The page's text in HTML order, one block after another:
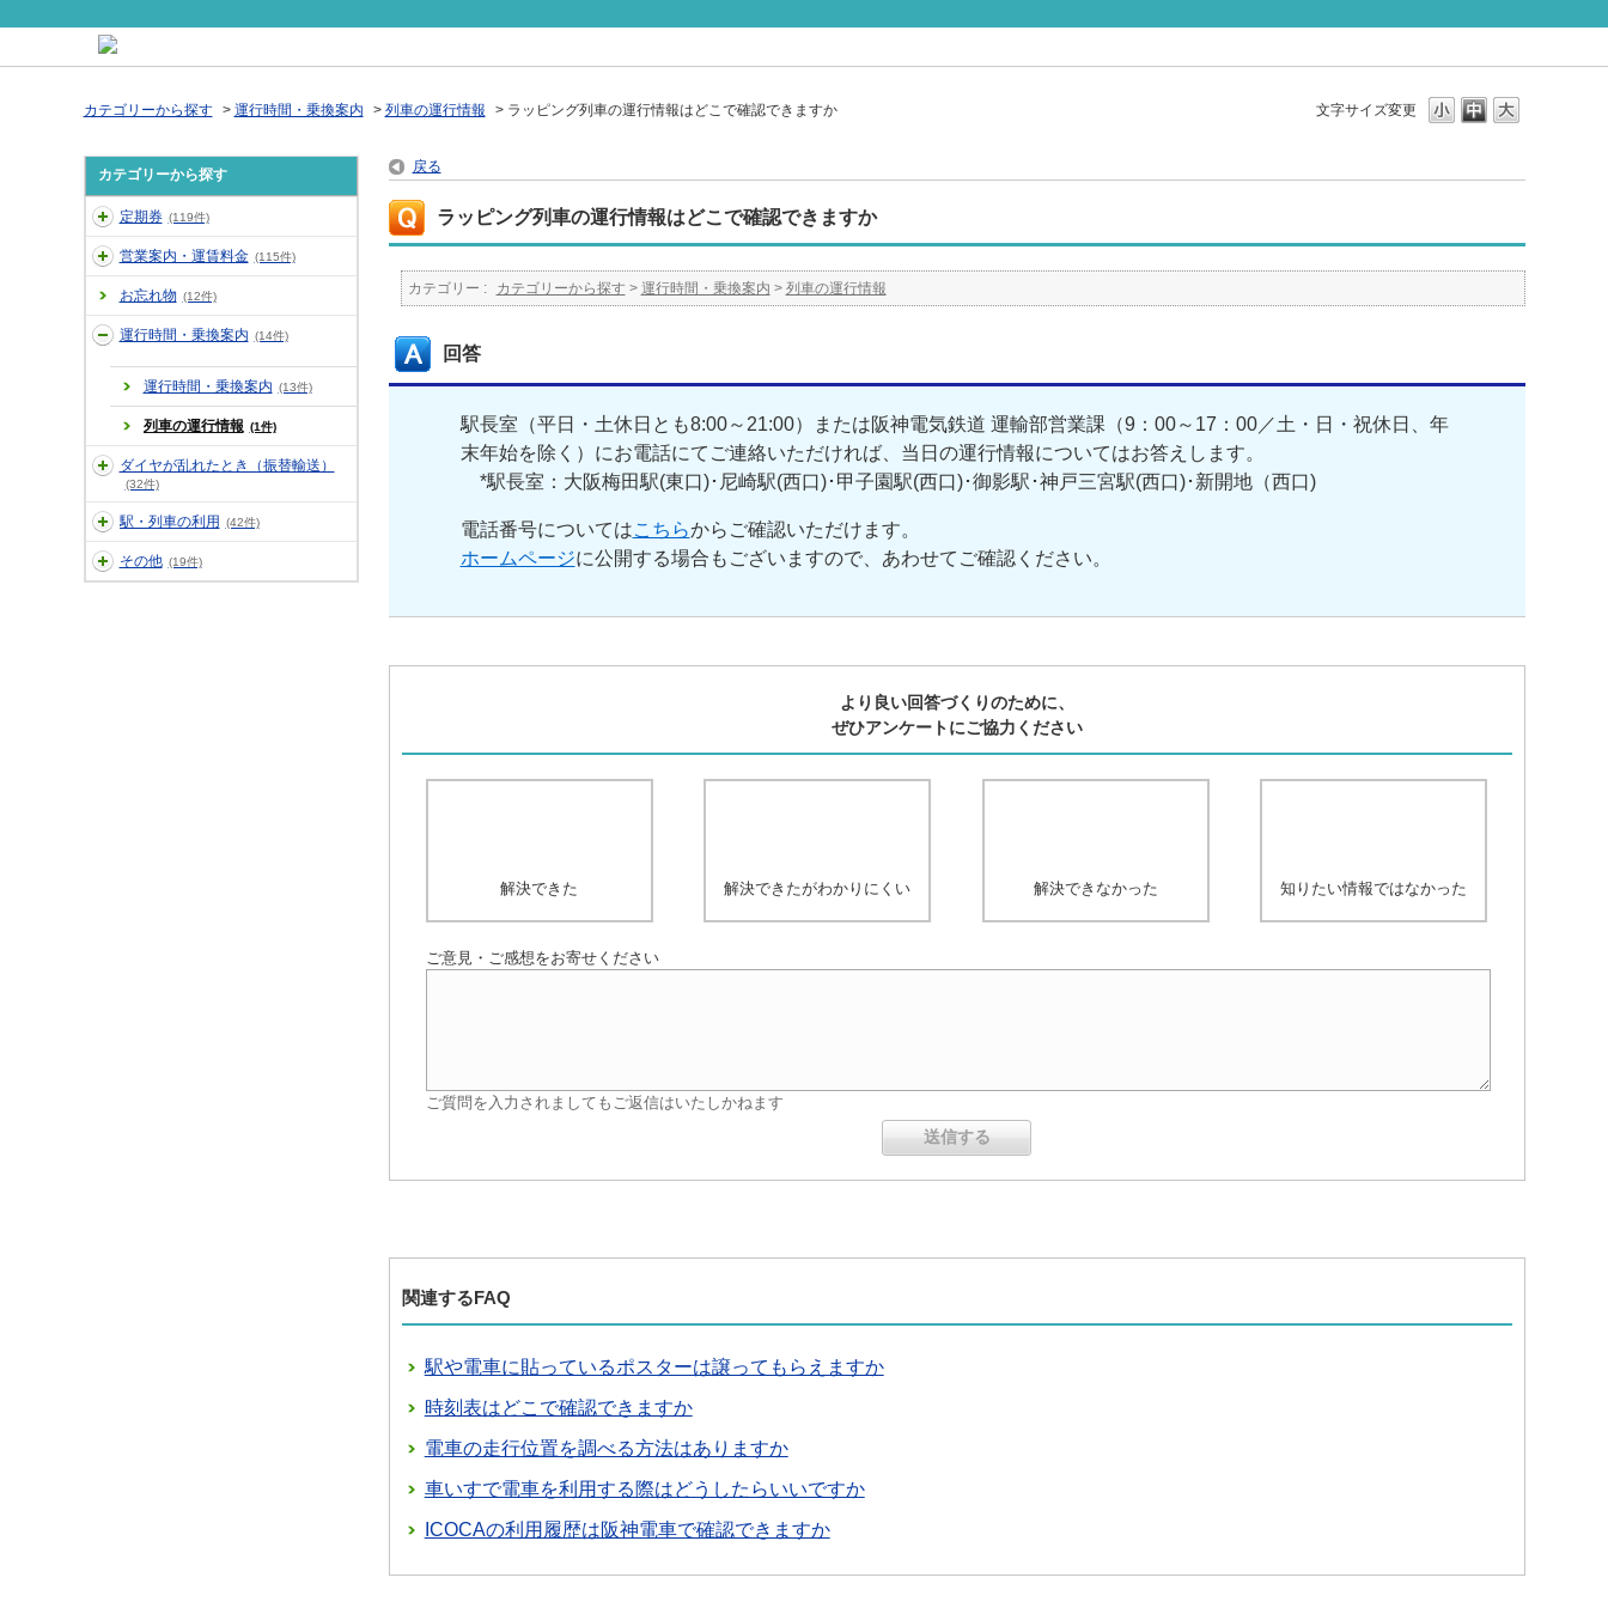
文字サイズ変更
カテゴリーから探す > 運行時間・乗換案内 > 列車の運行情報 > ラッピング列車の運行情報はどこで確認できますか
カテゴリーから探す
定期券 (119件)
営業案内・運賃料金 (115件)
お忘れ物 (12件)
運行時間・乗換案内 (14件)
運行時間・乗換案内 (13件)
列車の運行情報 (1件)
ダイヤが乱れたとき（振替輸送）
(32件)
駅・列車の利用 (42件)
その他 (19件)
戻る
ラッピング列車の運行情報はどこで確認できますか
カテゴリー : カテゴリーから探す > 運行時間・乗換案内 > 列車の運行情報
回答
駅長室（平日・土休日とも8:00～21:00）または阪神電気鉄道 運輸部営業課（9：00～17：00／土・日・祝休日、年
末年始を除く）にお電話にてご連絡いただければ、当日の運行情報についてはお答えします。
*駅長室：大阪梅田駅(東口)･尼崎駅(西口)･甲子園駅(西口)･御影駅･神戸三宮駅(西口)･新開地（西口)
電話番号についてはこちらからご確認いただけます。
ホームページに公開する場合もございますので、あわせてご確認ください。
より良い回答づくりのために、
ぜひアンケートにご協力ください
解決できた 解決できたがわかりにくい 解決できなかった 知りたい情報ではなかった
ご意見・ご感想をお寄せください
ご質問を入力されましてもご返信はいたしかねます
関連するFAQ
駅や電車に貼っているポスターは譲ってもらえますか
時刻表はどこで確認できますか
電車の走行位置を調べる方法はありますか
車いすで電車を利用する際はどうしたらいいですか
ICOCAの利用履歴は阪神電車で確認できますか